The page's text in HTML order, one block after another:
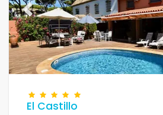
Previous
El Castillo